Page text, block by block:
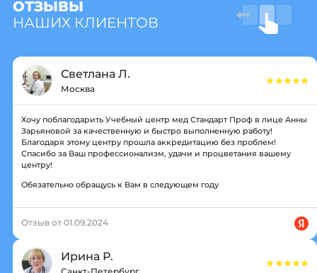
ОТЗЫВЫ
НАШИХ КЛИЕНТОВ
Светлана Л.
Москва
Хочу поблагодарить Учебный центр мед Стандарт Проф в лице Анны
Зарьяновой за качественную и быстро выполненную работу!
Благодаря этому центру прошла аккредитацию без проблем!
Спасибо за Ваш профессионализм, удачи и процветания вашему
центру!
Обязательно обращусь к Вам в следующем году
Отзыв от 01.09.2024
Ирина Р.